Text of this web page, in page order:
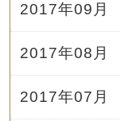
2017年09月
2017年08月
2017年07月